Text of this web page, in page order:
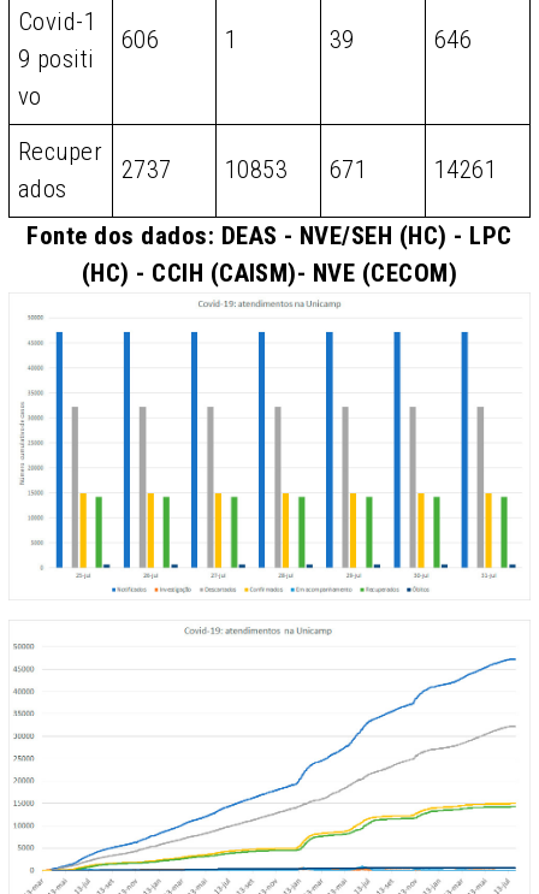
Covid-1
9 positi
vo
606 1 39 646
Recuper
ados
2737 10853 671 14261
Fonte dos dados: DEAS - NVE/SEH (HC) - LPC
(HC) - CCIH (CAISM)- NVE (CECOM)